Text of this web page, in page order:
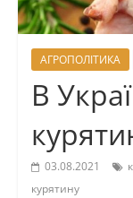
АГРОПОЛІТИКА
В
03.08.2021
курятину